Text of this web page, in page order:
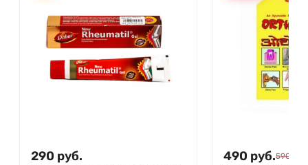
290 руб. 490 руб.590